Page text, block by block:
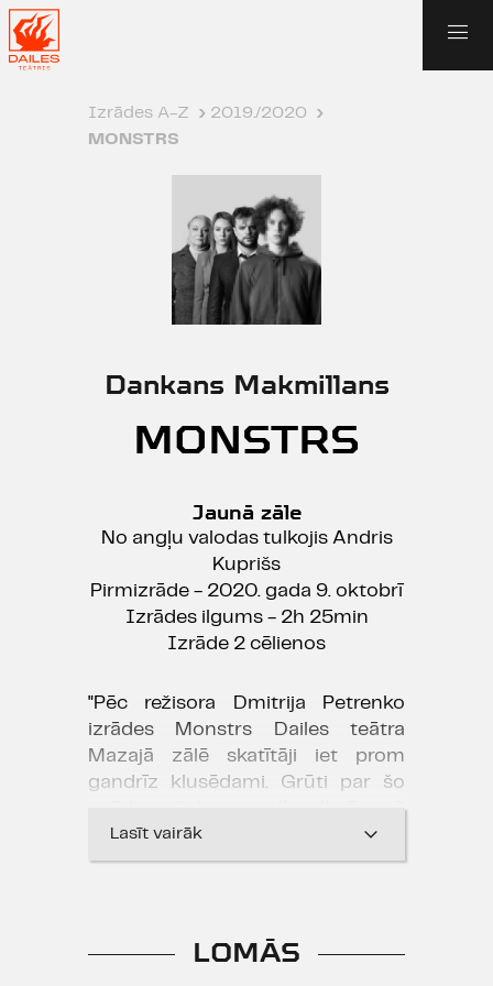
Izrādes A-Z › 2019./2020
›
MONSTRS
Dankans Makmillans
MONSTRS
Jaunā zāle
No angļu valodas tulkojis Andris
Kuprišs
Pirmizrāde - 2020. gada 9. oktobrī
Izrādes ilgums - 2h 25min
Izrāde 2 cēlienos
"Pēc režisora Dmitrija Petrenko
izrādes Monstrs Dailes teātra
Mazajā zālē skatītāji iet prom
gandrīz klusēdami. Grūti par šo
Skaudri. Skumji. Bezcerīgi. Bet
vajadzīgi bezcerīgi."
Lasīt vairāk
LOMĀS